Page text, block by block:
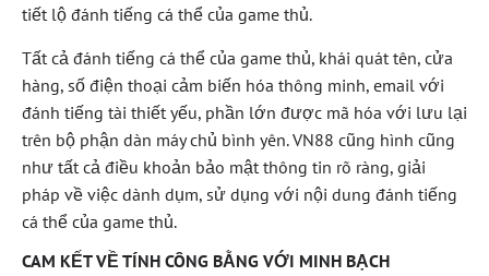
tiết lộ đánh tiếng cá thể của game thủ.
Tất cả đánh tiếng cá thể của game thủ, khái quát tên, cửa
hàng, số điện thoại cảm biến hóa thông minh, email với
đánh tiếng tài thiết yếu, phần lớn được mã hóa với lưu lại
trên bộ phận dàn máy chủ bình yên. VN88 cũng hình cũng
như tất cả điều khoản bảo mật thông tin rõ ràng, giải
pháp về việc dành dụm, sử dụng với nội dung đánh tiếng
cá thể của game thủ.
CAM KẾT VỀ TÍNH CÔNG BẰNG VỚI MINH BẠCH